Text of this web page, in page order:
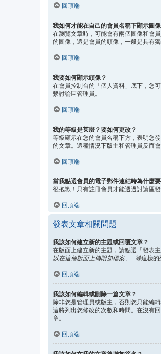
回頂端
我如何才能在自己的會員名稱下顯示圖像
在瀏覽文章時，可能會有兩個圖像和會
的圖像，這是會員的頭像，一般是具有獨
回頂端
我要如何顯示頭像？
在會員控制台的「個人資料」底下，您
繫討論區管理員。
回頂端
我的等級是甚麼？要如何更改？
等級顯示在您的會員名稱下方，表明您
的文章。這種情況下版主和管理員反而
回頂端
當我點選會員的電子郵件連結時為什麼
很抱歉！只有註冊會員才能透過討論區
回頂端
發表文章相關問題
我該如何建立新的主題或回覆文章？
在版面上建立新的主題，請點選「發表
以在這個版面上傳附加檔案、...等這樣的
回頂端
我該如何編輯或刪除一篇文章？
除非您是管理員或版主，否則您只能編
這將列出您修改的次數和時間。在沒有
章。
回頂端